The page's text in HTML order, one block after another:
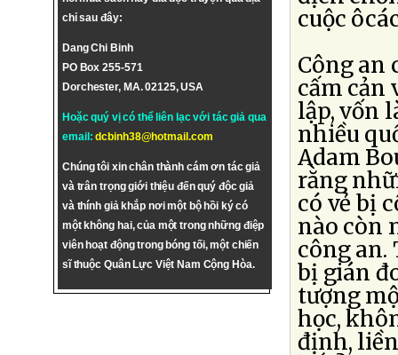
chỉ sau đây:
Dang Chi Binh
PO Box 255-571
Dorchester, MA. 02125, USA
Hoặc quý vị có thể liên lạc với tác giả qua
email:dcbinh38@hotmail.com
Chúng tôi xin chân thành cám ơn tác giả
và trân trọng giới thiệu đến quý độc giả
và thính giả khắp nơi một bộ hồi ký có
một không hai, của một trong những điệp
viên hoạt động trong bóng tối, một chiến
sĩ thuộc Quân Lực Việt Nam Cộng Hòa.
cuộc
Công an
cấm cản
lập, vốn
nhiều
Adam
rằng
có vẻ bị
nào còn
công an.
bị gián
tượng
học,
định,